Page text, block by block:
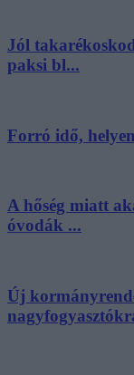
Jól
paksi bl...
Forró idő,
A hőség miatt
óvodák ...
Új